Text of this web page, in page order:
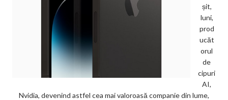
șit,
luni,
prod
ucăt
orul
de
cipuri
AI,
Nvidia, devenind astfel cea mai valoroasă companie din lume,